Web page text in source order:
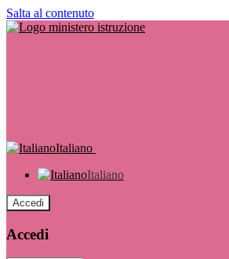
Salta al contenuto
Italiano
Italiano
Accedi
Accedi